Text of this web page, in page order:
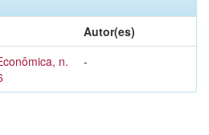
Autor(es)
n.
-